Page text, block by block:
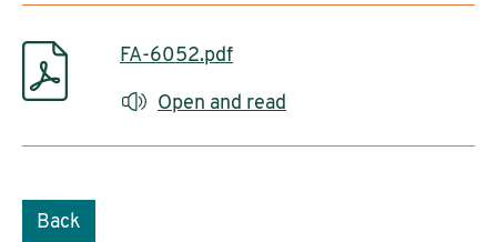
FA-6052.pdf
Open and read
Back